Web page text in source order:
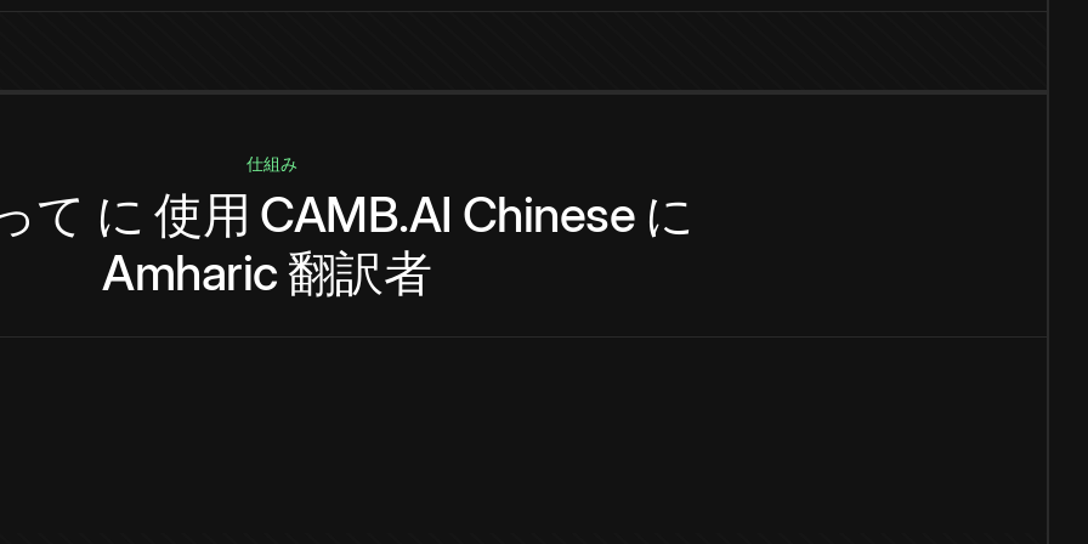
仕組み
て に 使用 CAMB.AI Chinese に
Amharic 翻訳者